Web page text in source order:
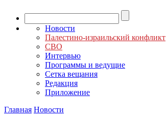
Новости
Палестино-израильский конфликт
СВО
Интервью
Программы и ведущие
Сетка вещания
Редакция
Приложение
Главная Новости